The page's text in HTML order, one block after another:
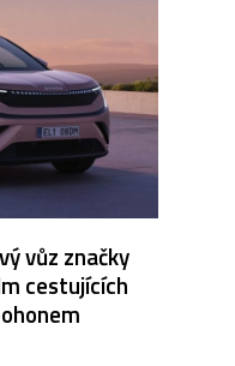
vůz značky
cestujících